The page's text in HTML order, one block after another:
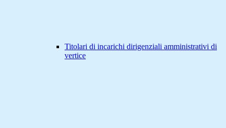
Titolari di incarichi dirigenziali amministrativi di
vertice